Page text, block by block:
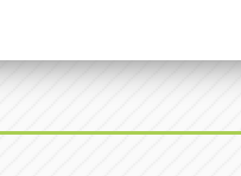
プル小牧店
プル尾張旭店
県尾張旭市印場元町5-2-8